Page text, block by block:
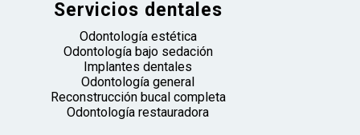
Servicios dentales
Odontología estética
Odontología bajo sedación
Implantes dentales
Odontología general
Reconstrucción bucal completa
Odontología restauradora